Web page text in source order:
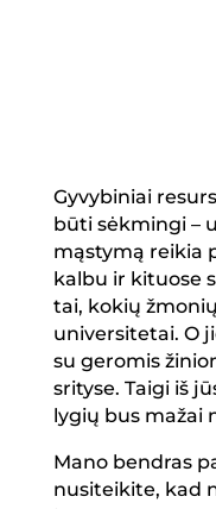
Gyvybiniai
būti sėkmingi –
mąstymą reikia
kalbu ir kituose
tai, kokių
universitetai. O
su geromis
srityse. Taigi iš
lygių bus mažai
Mano bendras
nusiteikite, kad